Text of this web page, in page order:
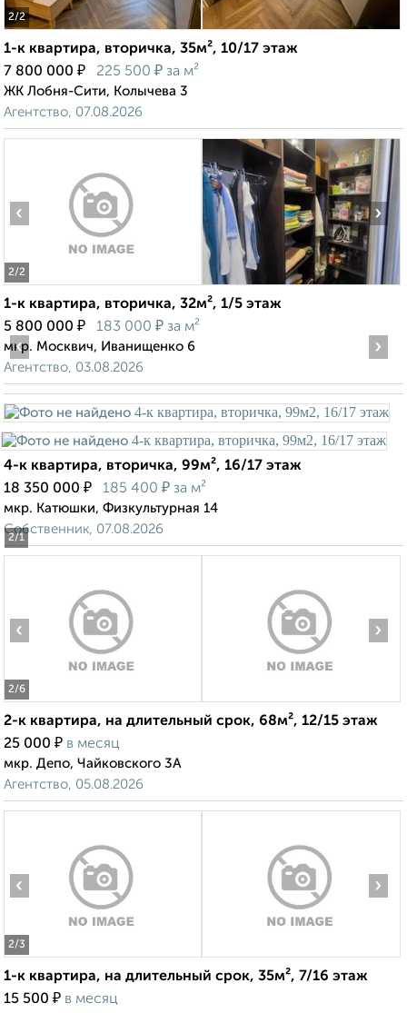
2/2
1-к квартира, вторичка, 35м², 10/17 этаж
7 800 000 ₽ 225 500 ₽ за м²
ЖК Лобня-Сити, Колычева 3
Агентство, 07.08.2026
2/2
‹ ›
1-к квартира, вторичка, 32м², 1/5 этаж
5 800 000 ₽ 183 000 ₽ за м²
мкр. Москвич, Иванищенко 6
Агентство, 03.08.2026
2/1
‹ ›
4-к квартира, вторичка, 99м², 16/17 этаж
18 350 000 ₽ 185 400 ₽ за м²
мкр. Катюшки, Физкультурная 14
Собственник, 07.08.2026
2/6
‹ ›
2-к квартира, на длительный срок, 68м², 12/15 этаж
25 000 ₽ в месяц
мкр. Депо, Чайковского 3А
Агентство, 05.08.2026
2/3
‹ ›
1-к квартира, на длительный срок, 35м², 7/16 этаж
15 500 ₽ в месяц